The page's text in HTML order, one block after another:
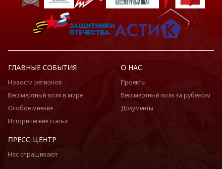
ГЛАВНЫЕ СОБЫТИЯ
Новости регионов
Бессмертный полк в мире
Особое мнение
Исторические статьи
О НАС
Проекты
Бессмертный полк за рубежом
Документы
ПРЕСС-ЦЕНТР
Нас спрашивают